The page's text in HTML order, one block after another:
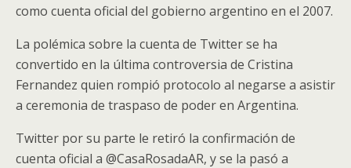
como cuenta oficial del gobierno argentino en el 2007.
La polémica sobre la cuenta de Twitter se ha
convertido en la última controversia de Cristina
Fernandez quien rompió protocolo al negarse a asistir
a ceremonia de traspaso de poder en Argentina.
Twitter por su parte le retiró la confirmación de
cuenta oficial a @CasaRosadaAR, y se la pasó a